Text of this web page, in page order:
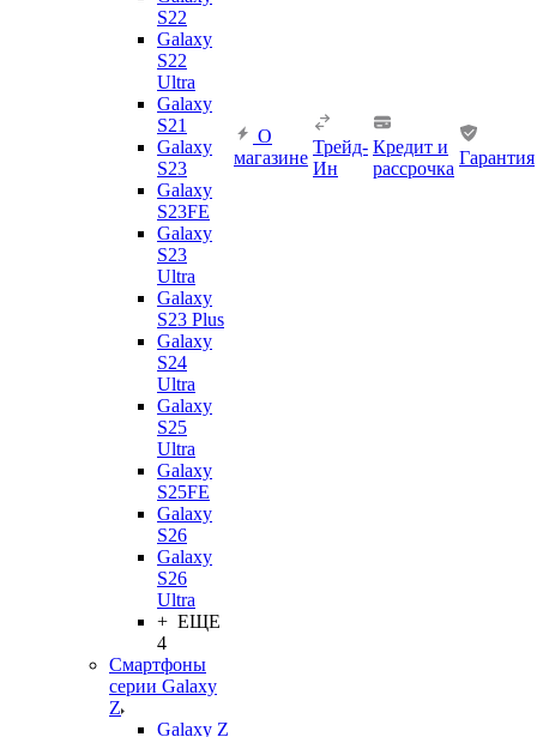
S22
Galaxy
S22
Ultra
Galaxy
S21
Galaxy
S23
Galaxy
S23FE
Galaxy
S23
Ultra
Galaxy
S23 Plus
Galaxy
S24
Ultra
Galaxy
S25
Ultra
Galaxy
S25FE
Galaxy
S26
Galaxy
S26
Ultra
+ ЕЩЕ
4
Смартфоны
серии Galaxy
Z
Galaxy Z
О
магазине
Трейд-
Ин
Кредит и
рассрочка
Гарантия